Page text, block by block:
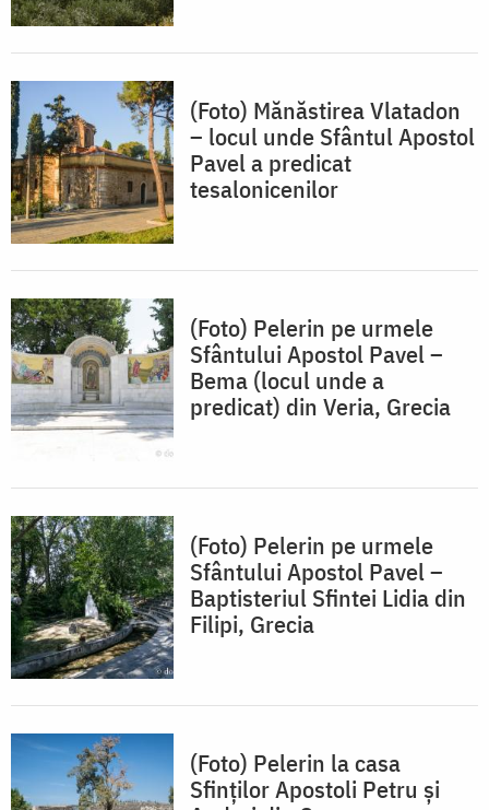
(Foto) Mănăstirea Vlatadon
– locul unde Sfântul Apostol
Pavel a predicat
tesalonicenilor
(Foto) Pelerin pe urmele
Sfântului Apostol Pavel –
Bema (locul unde a
predicat) din Veria, Grecia
(Foto) Pelerin pe urmele
Sfântului Apostol Pavel –
Baptisteriul Sfintei Lidia din
Filipi, Grecia
(Foto) Pelerin la casa
Sfinților Apostoli Petru și